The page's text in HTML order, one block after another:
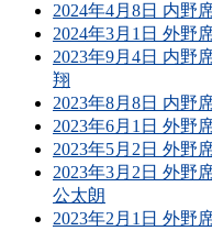
2024年4月8日 内野
2024年3月1日 外野
2023年9月4日 内野
翔
2023年8月8日 内野
2023年6月1日 外野
2023年5月2日 外野
2023年3月2日 外野
公太朗
2023年2月1日 外野